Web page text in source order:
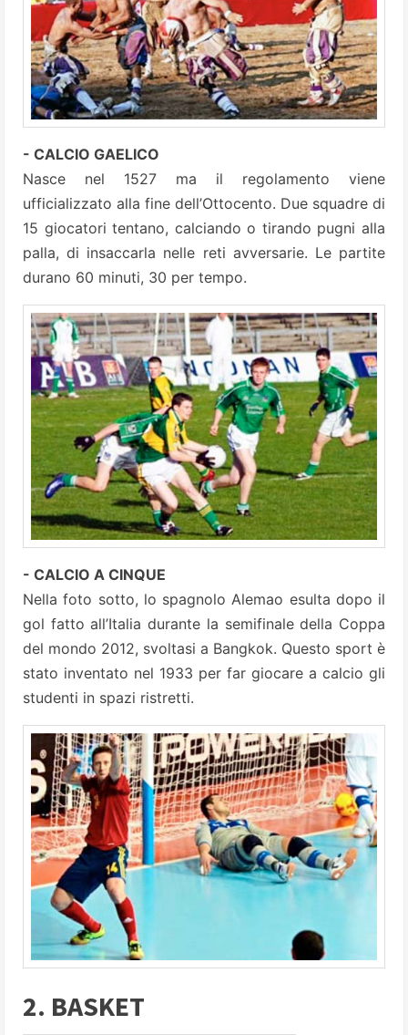
- CALCIO GAELICO
Nasce nel 1527 ma il regolamento viene
ufficializzato alla fine dell’Ottocento. Due squadre di
15 giocatori tentano, calciando o tirando pugni alla
palla, di insaccarla nelle reti avversarie. Le partite
durano 60 minuti, 30 per tempo.
- CALCIO A CINQUE
Nella foto sotto, lo spagnolo Alemao esulta dopo il
gol fatto all’Italia durante la semifinale della Coppa
del mondo 2012, svoltasi a Bangkok. Questo sport è
stato inventato nel 1933 per far giocare a calcio gli
studenti in spazi ristretti.
2. BASKET